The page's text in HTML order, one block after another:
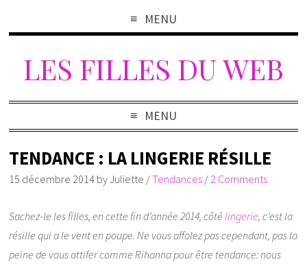
MENU
LES FILLES DU WEB
MENU
TENDANCE : LA LINGERIE RÉSILLE
15 décembre 2014 byJuliette /Tendances / 2 Comments
Sachez-le les filles, en cette fin d’année 2014, côtélingerie, c’est la
résille qui a le vent en poupe. Ne vous affolez pas cependant, pas la
peine de vous attifer comme Rihanna pour être tendance: nous